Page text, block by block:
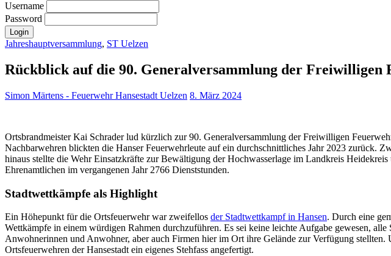
Username
Password
Jahreshauptversammlung, ST Uelzen
Rückblick auf die 90. Generalversammlung der Freiwilligen
Simon Märtens - Feuerwehr Hansestadt Uelzen 8. März 2024
Ortsbrandmeister Kai Schrader lud kürzlich zur 90. Generalversammlung der Freiwilligen
Nachbarwehren blickten die Hanser Feuerwehrleute auf ein durchschnittliches Jahr 2023 zurück.
hinaus stellte die Wehr Einsatzkräfte zur Bewältigung der Hochwasserlage im Landkreis
Ehrenamtlichen im vergangenen Jahr 2766 Dienststunden.
Stadtwettkämpfe als Highlight
Ein Höhepunkt für die Ortsfeuerwehr war zweifellos der Stadtwettkampf in Hansen. Durch eine
Wettkämpfe in einem würdigen Rahmen durchzuführen. Es sei keine leichte Aufgabe gewesen,
Anwohnerinnen und Anwohner, aber auch Firmen hier im Ort ihre Gelände zur Verfügung
Ortsfeuerwehren der Hansestadt ein eigenes Stehfass angefertigt.